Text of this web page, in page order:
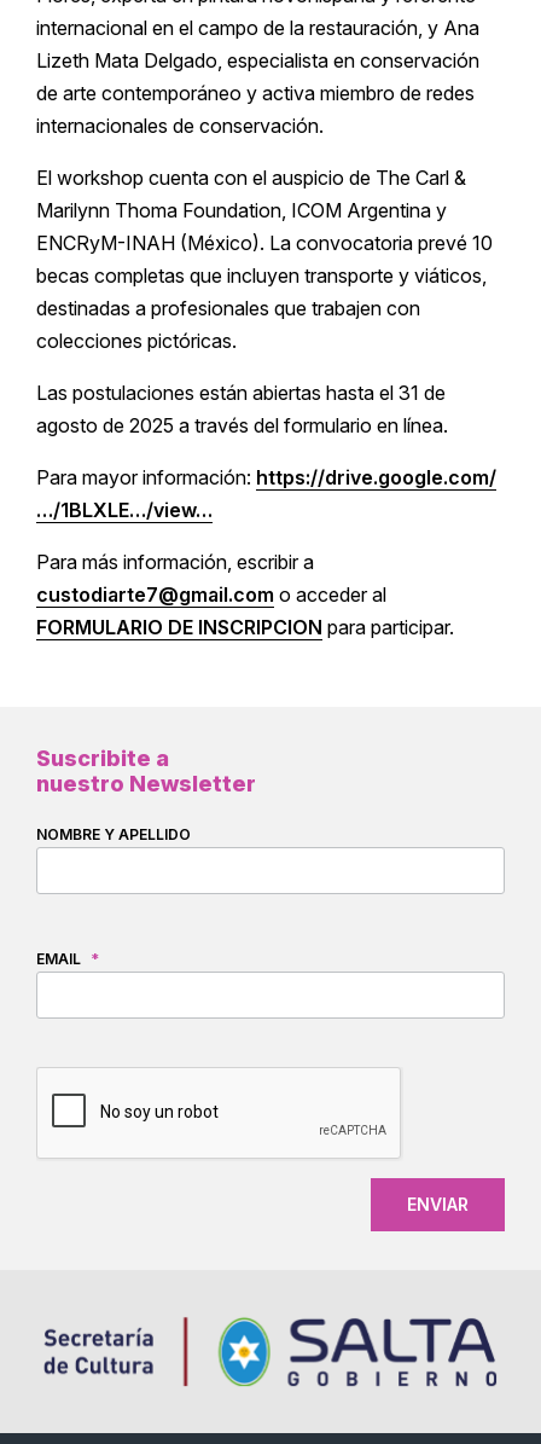
internacional en el campo de la restauración, y Ana
Lizeth Mata Delgado, especialista en conservación
de arte contemporáneo y activa miembro de redes
internacionales de conservación.
El workshop cuenta con el auspicio de The Carl &
Marilynn Thoma Foundation, ICOM Argentina y
ENCRyM-INAH (México). La convocatoria prevé 10
becas completas que incluyen transporte y viáticos,
destinadas a profesionales que trabajen con
colecciones pictóricas.
Las postulaciones están abiertas hasta el 31 de
agosto de 2025 a través del formulario en línea.
Para mayor información: https://drive.google.com/
…/1BLXLE…/view…
Para más información, escribir a
custodiarte7@gmail.com o acceder al
FORMULARIO DE INSCRIPCION para participar.
Suscribite a
nuestro Newsletter
NOMBRE Y APELLIDO
EMAIL *
CAPTCHA